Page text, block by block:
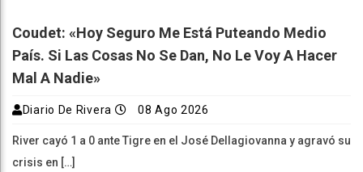
Coudet: «Hoy Seguro Me Está Puteando Medio
País. Si Las Cosas No Se Dan, No Le Voy A Hacer
Mal A Nadie»
Diario De Rivera 08 Ago 2026
River cayó 1 a 0 ante Tigre en el José Dellagiovanna y agravó su
crisis en […]